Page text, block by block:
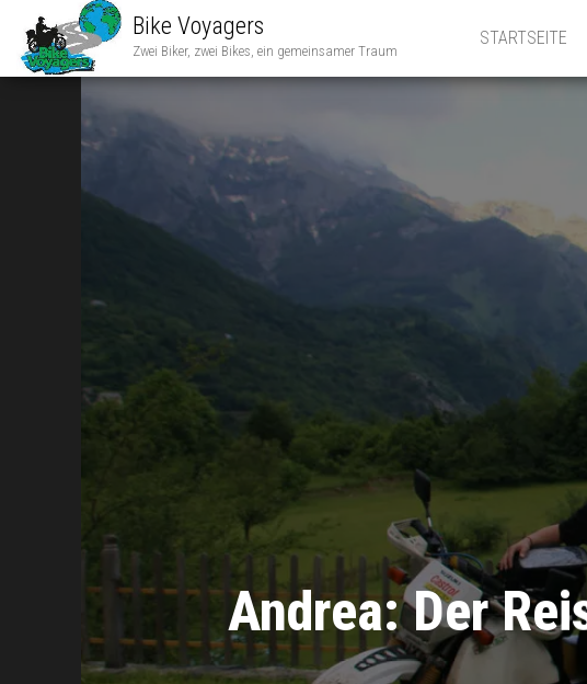
Bike Voyagers
Zwei Biker, zwei Bikes, ein gemeinsamer Traum
STARTSEITE
Andrea: Der